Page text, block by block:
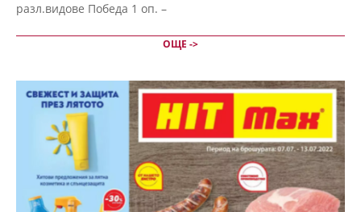
разл.видове Победа 1 оп. –
ОЩЕ ->